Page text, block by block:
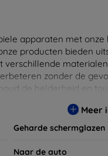
apparaten met
producten bieden
verschillende
zonder de
de helderheid en
Meer
Geharde schermglazen
Naar de auto